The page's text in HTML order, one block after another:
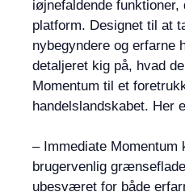
iøjnefaldende
platform. Designet til at
nybegyndere og erfarne
detaljeret kig på, hvad
Momentum til et
handelslandskabet. Her
– Immediate Momentum
brugervenlig
ubesværet for både